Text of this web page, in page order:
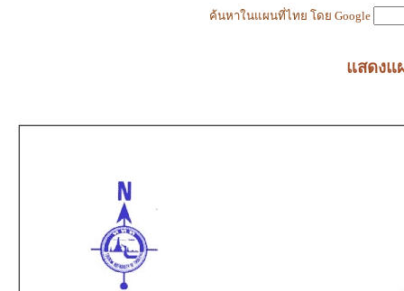
ค้นหาในแผนที่ไทย โดย Google
แสดงแ